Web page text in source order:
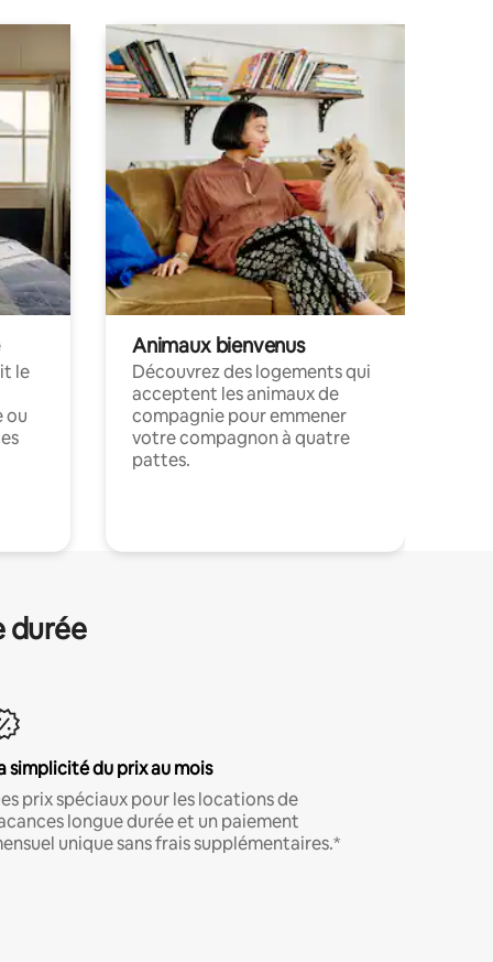
le
ou
Animaux bienvenus
Découvrez des logements qui
acceptent les animaux de
compagnie pour emmener
votre compagnon à quatre
pattes.
durée
simplicité du prix au mois
prix spéciaux pour les locations de
longue durée et un paiement
unique sans frais supplémentaires.*